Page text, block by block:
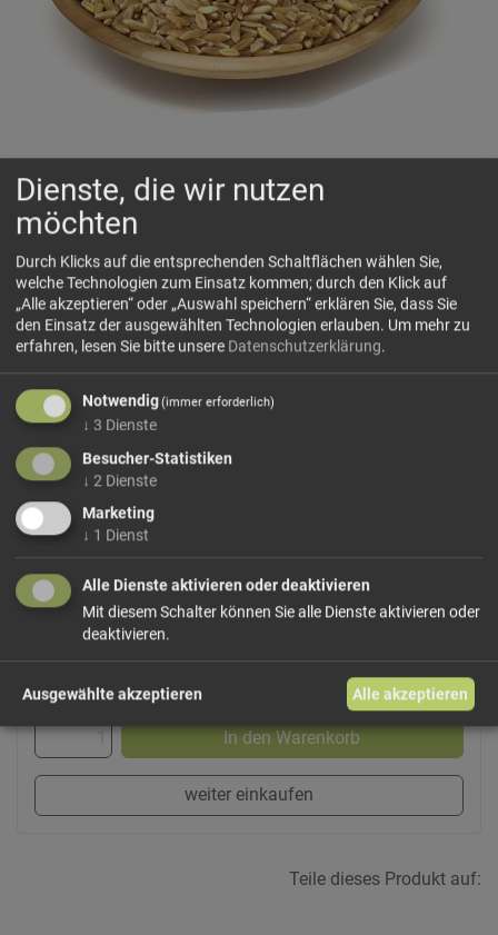
BIO-Kamut-Khorasan
(IT-BI0-013)
🌾Uraltes Korn, goldgelb und fein nussig
🗺 Herkunft
Khorasan-Weizen ist eine ursprüngliche Weizensorte, die
Emmer und Einkorn zählt er zu den ältesten kultivierten
Getreidearten. Vermutlich stammt das alte Korn...
mehr Infos +
Dieses Produkt führen wir lose, bei Bedarf auch
Variante!
In den Warenkorb
weiter einkaufen
Teile dieses Produkt auf:
Dienste, die wir nutzen
möchten
Durch Klicks auf die entsprechenden Schaltflächen wählen Sie,
welche Technologien zum Einsatz kommen; durch den Klick auf
„Alle akzeptieren“ oder „Auswahl speichern“ erklären Sie, dass Sie
den Einsatz der ausgewählten Technologien erlauben. Um mehr zu
erfahren, lesen Sie bitte unsere Datenschutzerklärung.
Notwendig(immer erforderlich)
↓ 3 Dienste
Besucher-Statistiken
↓ 2 Dienste
Marketing
↓ 1 Dienst
Alle Dienste aktivieren oder deaktivieren
Mit diesem Schalter können Sie alle Dienste aktivieren oder
deaktivieren.
Ausgewählte akzeptieren Alle akzeptieren